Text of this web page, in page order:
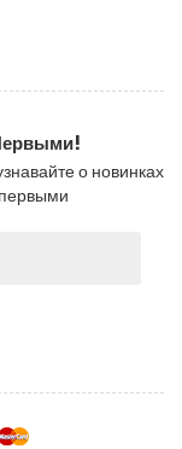
о новинках